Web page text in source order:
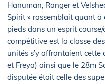
Hanuman, Ranger et
Spirit » rassemblait quant
pieds dans un esprit
compétitive est la classe
unités s’y affrontaient
et Freya) ainsi que le 28m
disputée était celle des